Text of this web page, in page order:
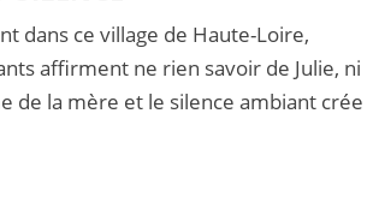
dans ce village de Haute-Loire,
affirment ne rien savoir de Julie, ni
de la mère et le silence ambiant crée